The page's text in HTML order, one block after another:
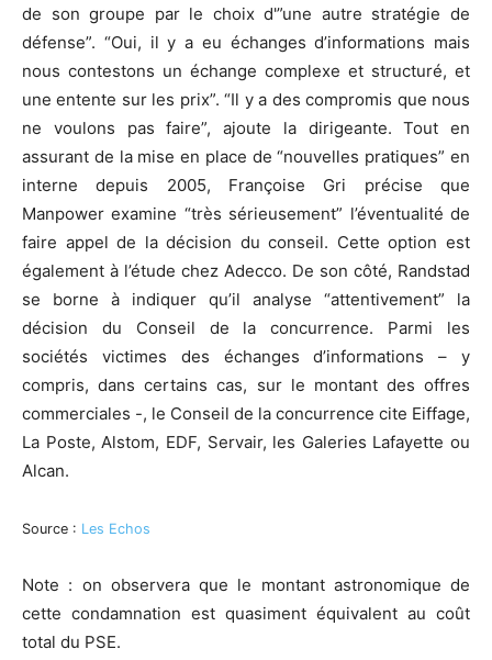
de son groupe par le choix d'”une autre stratégie de
défense”. “Oui, il y a eu échanges d’informations mais
nous contestons un échange complexe et structuré, et
une entente sur les prix”. “Il y a des compromis que nous
ne voulons pas faire”, ajoute la dirigeante. Tout en
assurant de la mise en place de “nouvelles pratiques” en
interne depuis 2005, Françoise Gri précise que
Manpower examine “très sérieusement” l’éventualité de
faire appel de la décision du conseil. Cette option est
également à l’étude chez Adecco. De son côté, Randstad
se borne à indiquer qu’il analyse “attentivement” la
décision du Conseil de la concurrence. Parmi les
sociétés victimes des échanges d’informations – y
compris, dans certains cas, sur le montant des offres
commerciales -, le Conseil de la concurrence cite Eiffage,
La Poste, Alstom, EDF, Servair, les Galeries Lafayette ou
Alcan.
Source : Les Echos
Note : on observera que le montant astronomique de
cette condamnation est quasiment équivalent au coût
total du PSE.